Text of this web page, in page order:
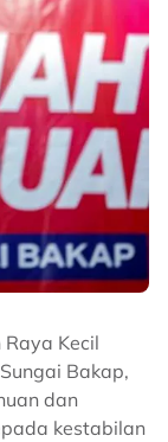
Kecil
Bakap,
dan
kestabilan